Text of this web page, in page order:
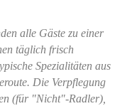
alle Gäste zu einer
täglich frisch
Spezialitäten aus
Die Verpflegung
(für "Nicht"-Radler),